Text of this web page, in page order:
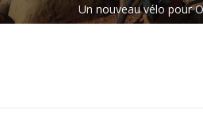
ETAPE N°7 : MAKOUA – ACCRA
Un nouveau vélo pour
Rejoins le